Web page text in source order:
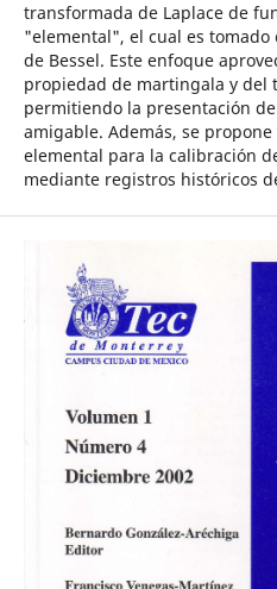
transformada de Laplace de
"elemental", el cual es
de Bessel. Este enfoque
propiedad de martingala y del
permitiendo la presentación
amigable. Además, se
elemental para la calibración
mediante registros históricos